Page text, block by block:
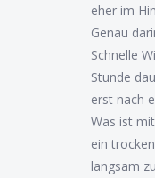
eher im
Genau
Schnelle
Stunde
erst nach
Was ist
ein
langsam